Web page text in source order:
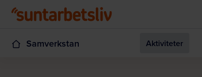
Samverkstan Aktiviteter